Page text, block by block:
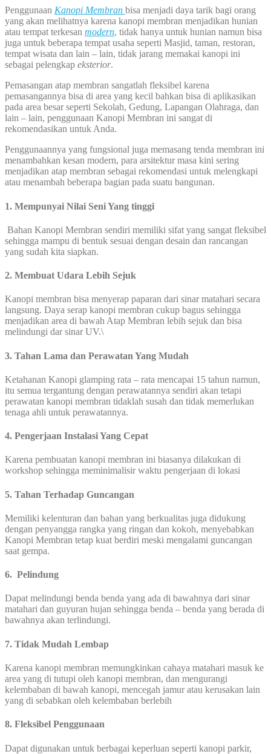
Penggunaan Kanopi Membran bisa menjadi daya tarik bagi orang
yang akan melihatnya karena kanopi membran menjadikan hunian
atau tempat terkesan modern, tidak hanya untuk hunian namun bisa
juga untuk beberapa tempat usaha seperti Masjid, taman, restoran,
tempat wisata dan lain – lain, tidak jarang memakai kanopi ini
sebagai pelengkap eksterior.
Pemasangan atap membran sangatlah fleksibel karena
pemasangannya bisa di area yang kecil bahkan bisa di aplikasikan
pada area besar seperti Sekolah, Gedung, Lapangan Olahraga, dan
lain – lain, penggunaan Kanopi Membran ini sangat di
rekomendasikan untuk Anda.
Penggunaannya yang fungsional juga memasang tenda membran ini
menambahkan kesan modern, para arsitektur masa kini sering
menjadikan atap membran sebagai rekomendasi untuk melengkapi
atau menambah beberapa bagian pada suatu bangunan.
1. Mempunyai Nilai Seni Yang tinggi
Bahan Kanopi Membran sendiri memiliki sifat yang sangat fleksibel
sehingga mampu di bentuk sesuai dengan desain dan rancangan
yang sudah kita siapkan.
2. Membuat Udara Lebih Sejuk
Kanopi membran bisa menyerap paparan dari sinar matahari secara
langsung. Daya serap kanopi membran cukup bagus sehingga
menjadikan area di bawah Atap Membran lebih sejuk dan bisa
melindungi dar sinar UV.\
3. Tahan Lama dan Perawatan Yang Mudah
Ketahanan Kanopi glamping rata – rata mencapai 15 tahun namun,
itu semua tergantung dengan perawatannya sendiri akan tetapi
perawatan kanopi membran tidaklah susah dan tidak memerlukan
tenaga ahli untuk perawatannya.
4. Pengerjaan Instalasi Yang Cepat
Karena pembuatan kanopi membran ini biasanya dilakukan di
workshop sehingga meminimalisir waktu pengerjaan di lokasi
5. Tahan Terhadap Guncangan
Memiliki kelenturan dan bahan yang berkualitas juga didukung
dengan penyangga rangka yang ringan dan kokoh, menyebabkan
Kanopi Membran tetap kuat berdiri meski mengalami guncangan
saat gempa.
6. Pelindung
Dapat melindungi benda benda yang ada di bawahnya dari sinar
matahari dan guyuran hujan sehingga benda – benda yang berada di
bawahnya akan terlindungi.
7. Tidak Mudah Lembap
Karena kanopi membran memungkinkan cahaya matahari masuk ke
area yang di tutupi oleh kanopi membran, dan mengurangi
kelembaban di bawah kanopi, mencegah jamur atau kerusakan lain
yang di sebabkan oleh kelembaban berlebih
8. Fleksibel Penggunaan
Dapat digunakan untuk berbagai keperluan seperti kanopi parkir,